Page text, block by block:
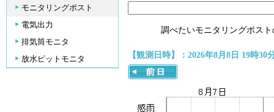
モニタリングポスト
電気出力
排気筒モニタ
放水ピットモニタ
調べたいモニタリングポス
【観測日時】：2026年8月8日 19時30